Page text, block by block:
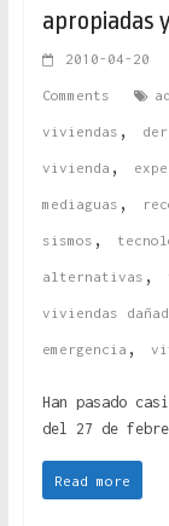
apropiadas
2010-04-20
Comments
viviendas ,
vivienda ,
mediaguas ,
sismos ,
alternativas ,
viviendas
emergencia ,
Han pasado
del 27 de
Read more